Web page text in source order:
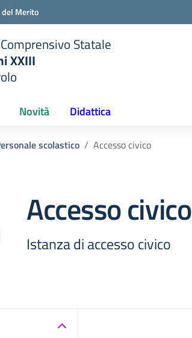
Merito
Statale
XXIII
Novità Didattica
scolastico Accesso civico
Accesso civico
Istanza di accesso civico